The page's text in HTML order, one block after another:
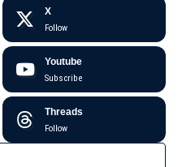
X
Follow
Youtube
Subscribe
Threads
Follow